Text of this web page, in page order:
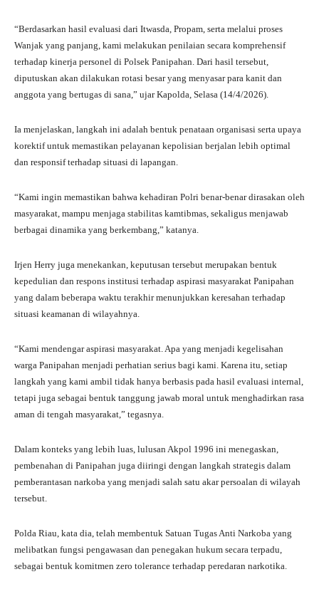
“Berdasarkan hasil evaluasi dari Itwasda, Propam, serta melalui proses
Wanjak yang panjang, kami melakukan penilaian secara komprehensif
terhadap kinerja personel di Polsek Panipahan. Dari hasil tersebut,
diputuskan akan dilakukan rotasi besar yang menyasar para kanit dan
anggota yang bertugas di sana,” ujar Kapolda, Selasa (14/4/2026).
Ia menjelaskan, langkah ini adalah bentuk penataan organisasi serta upaya
korektif untuk memastikan pelayanan kepolisian berjalan lebih optimal
dan responsif terhadap situasi di lapangan.
“Kami ingin memastikan bahwa kehadiran Polri benar-benar dirasakan oleh
masyarakat, mampu menjaga stabilitas kamtibmas, sekaligus menjawab
berbagai dinamika yang berkembang,” katanya.
Irjen Herry juga menekankan, keputusan tersebut merupakan bentuk
kepedulian dan respons institusi terhadap aspirasi masyarakat Panipahan
yang dalam beberapa waktu terakhir menunjukkan keresahan terhadap
situasi keamanan di wilayahnya.
“Kami mendengar aspirasi masyarakat. Apa yang menjadi kegelisahan
warga Panipahan menjadi perhatian serius bagi kami. Karena itu, setiap
langkah yang kami ambil tidak hanya berbasis pada hasil evaluasi internal,
tetapi juga sebagai bentuk tanggung jawab moral untuk menghadirkan rasa
aman di tengah masyarakat,” tegasnya.
Dalam konteks yang lebih luas, lulusan Akpol 1996 ini menegaskan,
pembenahan di Panipahan juga diiringi dengan langkah strategis dalam
pemberantasan narkoba yang menjadi salah satu akar persoalan di wilayah
tersebut.
Polda Riau, kata dia, telah membentuk Satuan Tugas Anti Narkoba yang
melibatkan fungsi pengawasan dan penegakan hukum secara terpadu,
sebagai bentuk komitmen zero tolerance terhadap peredaran narkotika.